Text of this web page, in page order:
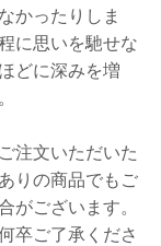
かったりしま
に思いを馳せな
どに深みを増
注文いただいた
りの商品でもご
がございます。
卒ご了承くださ